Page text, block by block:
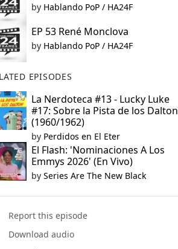
by Hablando PoP / HA24F
EP 53 René Monclova
by Hablando PoP / HA24F
EPISODES
La Nerdoteca #13 - Lucky Luke
#17: Sobre la Pista de los Dalton
(1960/1962)
by Perdidos en El Eter
El Flash: 'Nominaciones A Los
Emmys 2026' (En Vivo)
by Series Are The New Black
Report this episode
Download audio